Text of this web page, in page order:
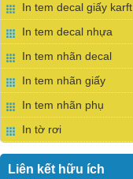
In tem decal giấy karft
In tem decal nhựa
In tem nhãn decal
In tem nhãn giấy
In tem nhãn phụ
In tờ rơi
Liên kết hữu ích